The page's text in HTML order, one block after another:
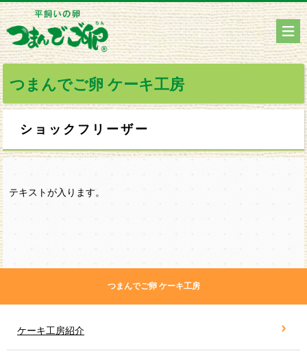
つまんでご卵 ケーキ工房
ショックフリーザー
テキストが入ります。
つまんでご卵 ケーキ工房
ケーキ工房紹介